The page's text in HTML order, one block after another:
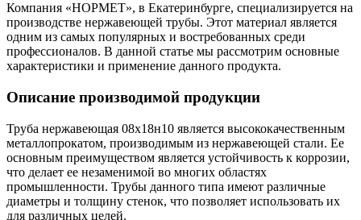
Компания «НОРМЕТ», в Екатеринбурге, специализируется на
производстве нержавеющей трубы. Этот материал является
одним из самых популярных и востребованных среди
профессионалов. В данной статье мы рассмотрим основные
характеристики и применение данного продукта.
Описание производимой продукции
Труба нержавеющая 08х18н10 является высококачественным
металлопрокатом, производимым из нержавеющей стали. Ее
основным преимуществом является устойчивость к коррозии,
что делает ее незаменимой во многих областях
промышленности. Трубы данного типа имеют различные
диаметры и толщину стенок, что позволяет использовать их
для различных целей.